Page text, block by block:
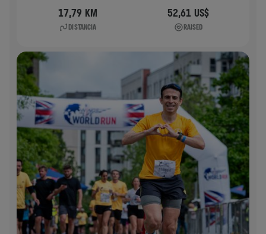
17,79 KM
DISTANCIA
52,61 US$
RAISED